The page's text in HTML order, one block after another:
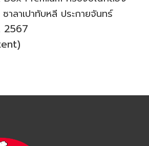
าลาเปาทับหลี ประกายจันทร์
2567